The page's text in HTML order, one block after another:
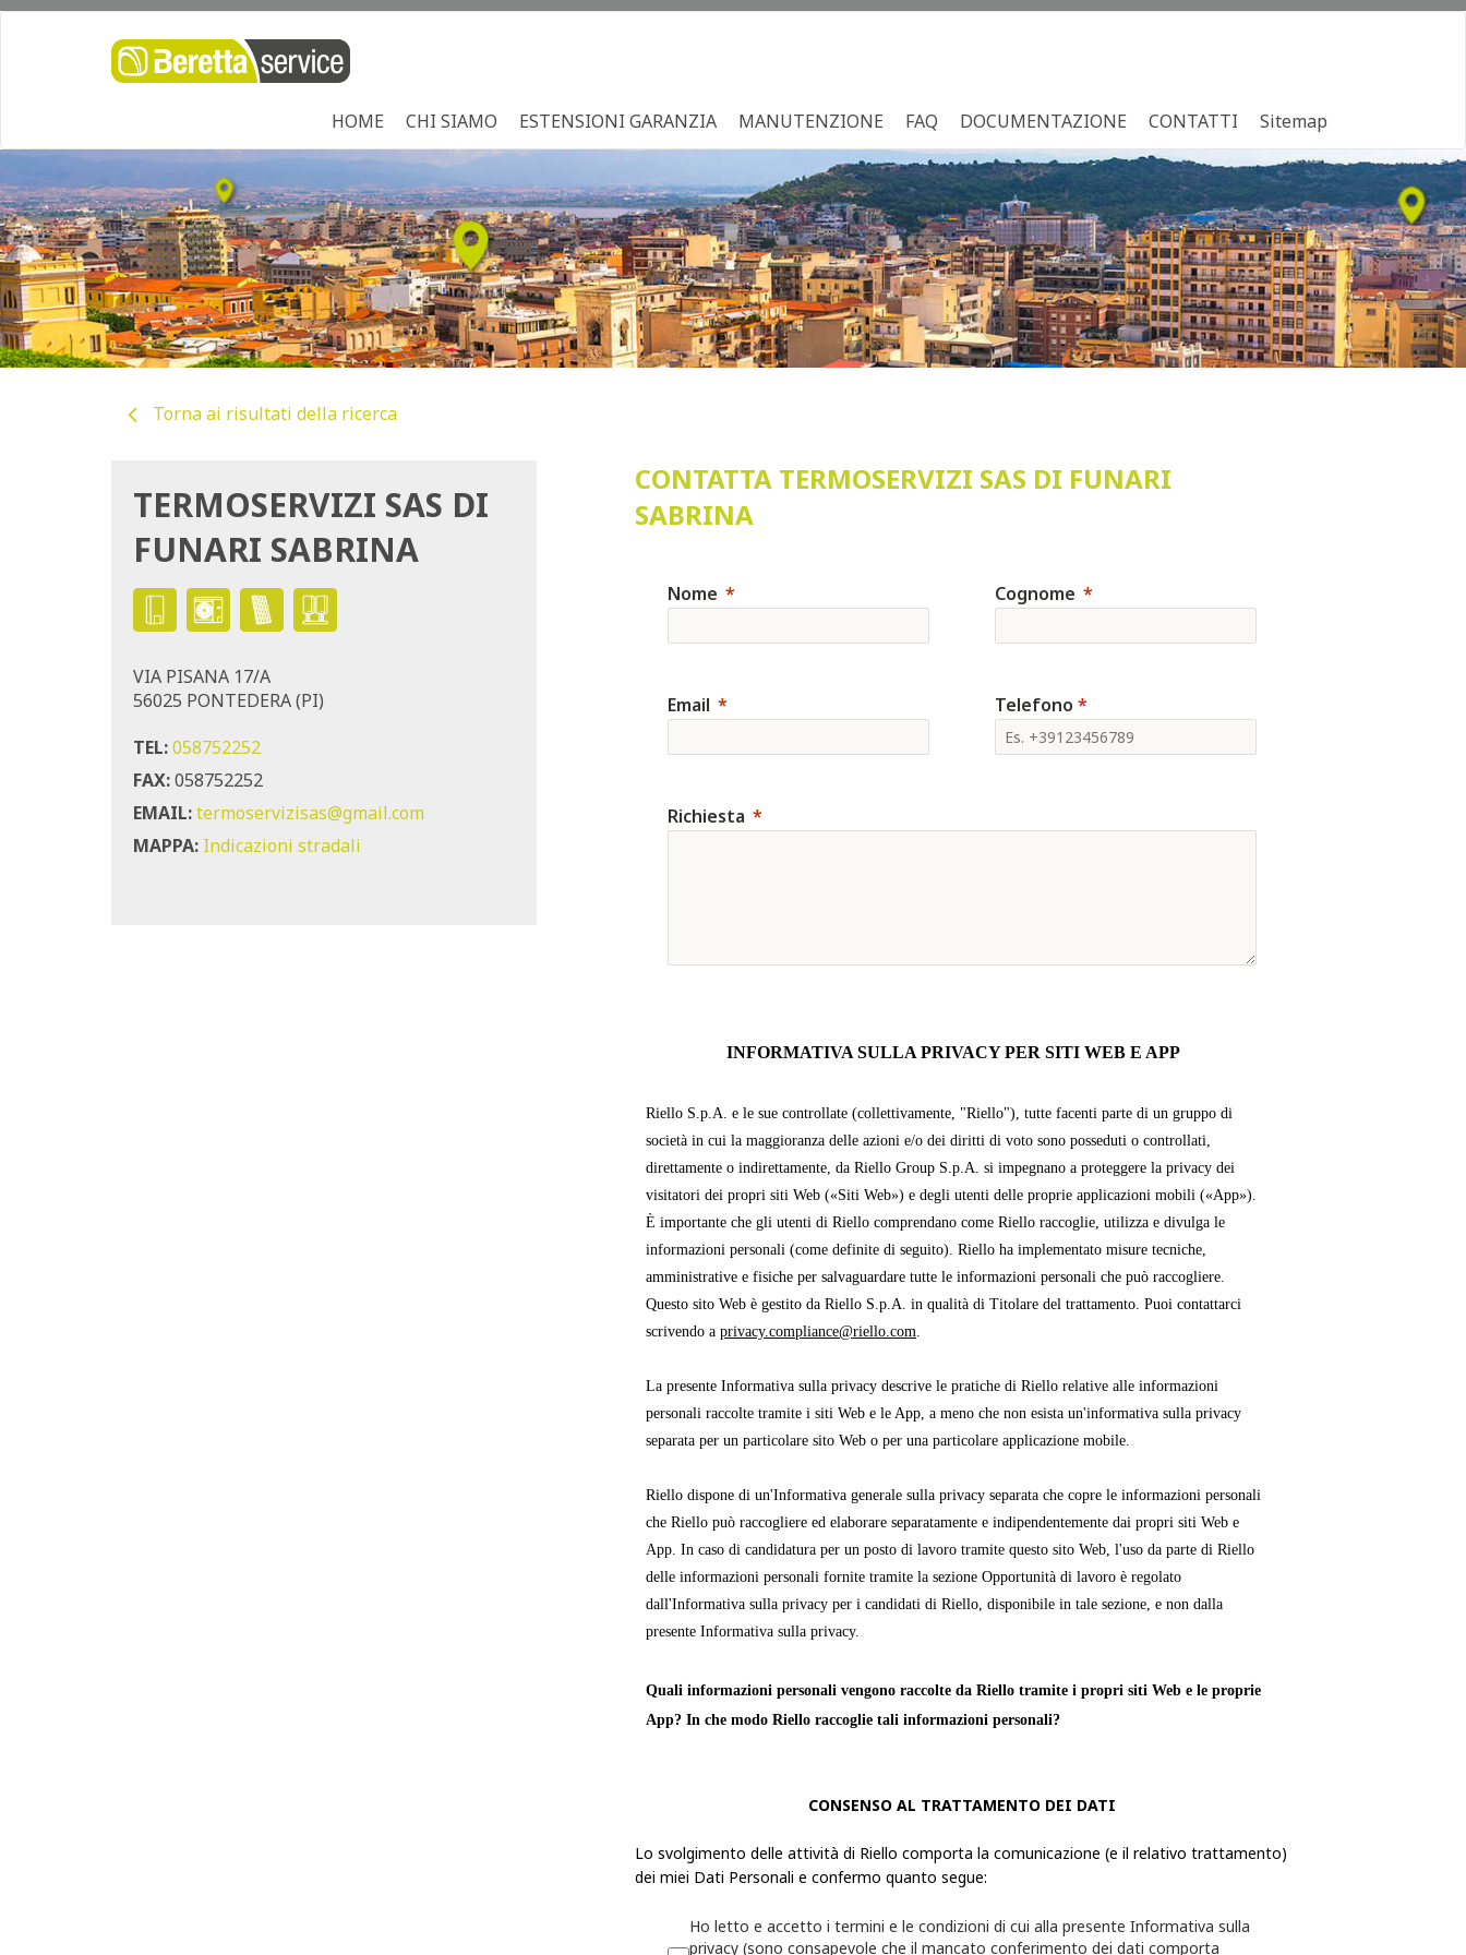
HOME CHI SIAMO ESTENSIONI GARANZIA MANUTENZIONE FAQ DOCUMENTAZIONE CONTATTI Sitemap
Torna ai risultati della ricerca
TERMOSERVIZI SAS DI
FUNARI SABRINA
VIA PISANA 17/A
56025 PONTEDERA (PI)
TEL:058752252
FAX:058752252
EMAIL:termoservizisas@gmail.com
MAPPA: Indicazioni stradali
CONTATTA TERMOSERVIZI SAS DI FUNARI
SABRINA
Nome Cognome
Email Telefono *
Richiesta
INFORMATIVA SULLA PRIVACY PER SITI WEB E APP
Riello S.p.A. e le sue controllate (collettivamente, "Riello"), tutte facenti parte di un gruppo di
società in cui la maggioranza delle azioni e/o dei diritti di voto sono posseduti o controllati,
direttamente o indirettamente, da Riello Group S.p.A. si impegnano a proteggere la privacy dei
visitatori dei propri siti Web («Siti Web») e degli utenti delle proprie applicazioni mobili («App»).
È importante che gli utenti di Riello comprendano come Riello raccoglie, utilizza e divulga le
informazioni personali (come definite di seguito). Riello ha implementato misure tecniche,
amministrative e fisiche per salvaguardare tutte le informazioni personali che può raccogliere.
Questo sito Web è gestito da Riello S.p.A. in qualità di Titolare del trattamento. Puoi contattarci
scrivendo a privacy.compliance@riello.com
La presente Informativa sulla privacy descrive le pratiche di Riello relative alle informazioni
personali raccolte tramite i siti Web e le App, a meno che non esista un'informativa sulla privacy
separata per un particolare sito Web o per una particolare applicazione mobile.
Riello dispone di un'Informativa generale sulla privacy separata che copre le informazioni personali
che Riello può raccogliere ed elaborare separatamente e indipendentemente dai propri siti Web e
App. In caso di candidatura per un posto di lavoro tramite questo sito Web, l'uso da parte di Riello
delle informazioni personali fornite tramite la sezione Opportunità di lavoro è regolato
dall'Informativa sulla privacy per i candidati di Riello, disponibile in tale sezione, e non dalla
presente Informativa sulla privacy.
Quali informazioni personali vengono raccolte da Riello tramite i propri siti Web e le proprie
App? In che modo Riello raccoglie tali informazioni personali?
identificabile o può essere identificata. Riello raccoglie, utilizza ed elabora le Informazioni
propri siti Web e app.
possibilità di decidere se fornirle o meno. Se l'utente sceglie di non fornire alcuna delle
CONSENSO AL TRATTAMENTO DEI DATI
Lo svolgimento delle attività di Riello comporta la comunicazione (e il relativo trattamento)
dei miei Dati Personali e confermo quanto segue:
Ho letto e accetto i termini e le condizioni di cui alla presente Informativa sulla
privacy (sono consapevole che il mancato conferimento dei dati comporta